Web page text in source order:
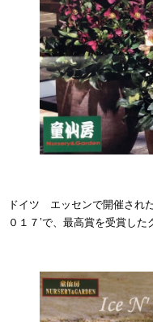
ドイツ エッセンで開催され
０１７’で、最高賞を受賞し